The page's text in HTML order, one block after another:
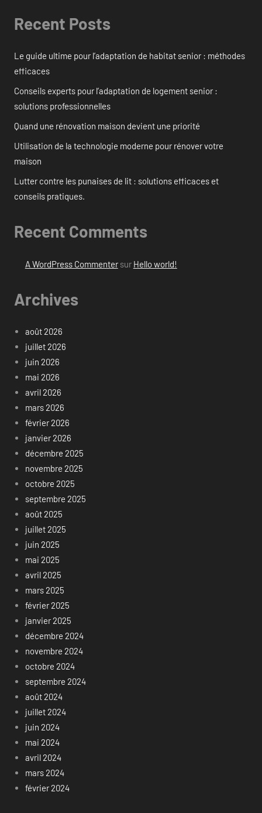
Recent Posts
Le guide ultime pour l’adaptation de habitat senior : méthodes
efficaces
Conseils experts pour l’adaptation de logement senior :
solutions professionnelles
Quand une rénovation maison devient une priorité
Utilisation de la technologie moderne pour rénover votre
maison
Lutter contre les punaises de lit : solutions efficaces et
conseils pratiques.
Recent Comments
A WordPress Commentersur Hello world!
Archives
août 2026
juillet 2026
juin 2026
mai 2026
avril 2026
mars 2026
février 2026
janvier 2026
décembre 2025
novembre 2025
octobre 2025
septembre 2025
août 2025
juillet 2025
juin 2025
mai 2025
avril 2025
mars 2025
février 2025
janvier 2025
décembre 2024
novembre 2024
octobre 2024
septembre 2024
août 2024
juillet 2024
juin 2024
mai 2024
avril 2024
mars 2024
février 2024